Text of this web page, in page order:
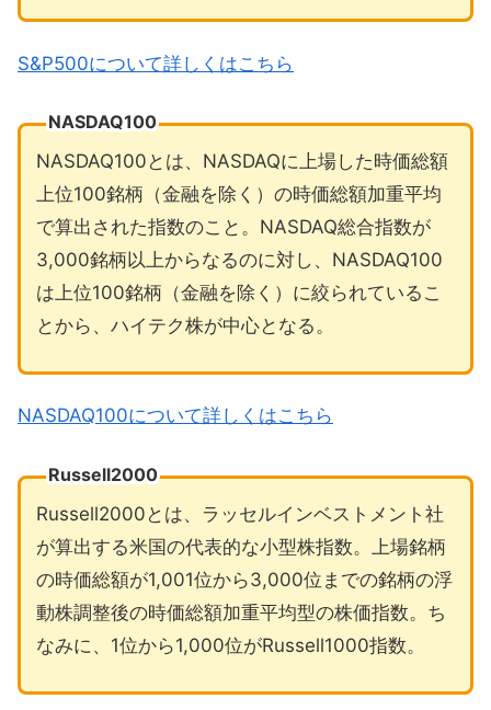
S&P500について詳しくはこちら
NASDAQ100
NASDAQ100とは、NASDAQに上場した時価総額
上位100銘柄（金融を除く）の時価総額加重平均
で算出された指数のこと。NASDAQ総合指数が
3,000銘柄以上からなるのに対し、NASDAQ100
は上位100銘柄（金融を除く）に絞られているこ
とから、ハイテク株が中心となる。
NASDAQ100について詳しくはこちら
Russell2000
Russell2000とは、ラッセルインベストメント社
が算出する米国の代表的な小型株指数。上場銘柄
の時価総額が1,001位から3,000位までの銘柄の浮
動株調整後の時価総額加重平均型の株価指数。ち
なみに、1位から1,000位がRussell1000指数。